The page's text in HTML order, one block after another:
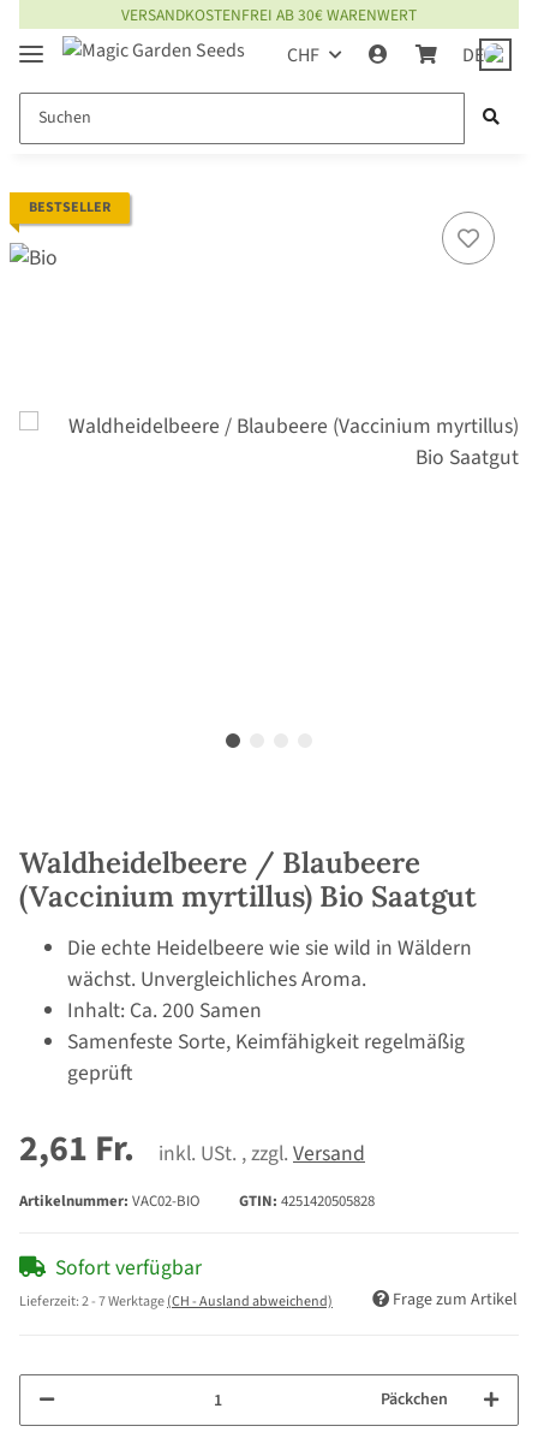
VERSANDKOSTENFREI AB 30€ WARENWERT
CHF DE
BESTSELLER
Waldheidelbeere / Blaubeere
(Vaccinium myrtillus) Bio Saatgut
Die echte Heidelbeere wie sie wild in Wäldern
wächst. Unvergleichliches Aroma.
Inhalt: Ca. 200 Samen
Samenfeste Sorte, Keimfähigkeit regelmäßig
geprüft
2,61 Fr. inkl. USt. , zzgl. Versand
Artikelnummer: VAC02-BIO GTIN: 4251420505828
Sofort verfügbar
Lieferzeit:2 - 7 Werktage(CH - Ausland abweichend) Frage zum Artikel
Päckchen